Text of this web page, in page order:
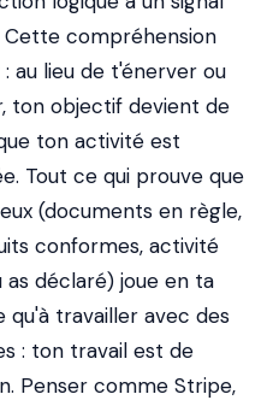
Cette compréhension
au lieu de t'énerver ou
ton objectif devient de
ton activité est
Tout ce qui prouve que
(documents en règle,
conformes, activité
déclaré) joue en ta
qu'à travailler avec des
: ton travail est de
Penser comme Stripe,